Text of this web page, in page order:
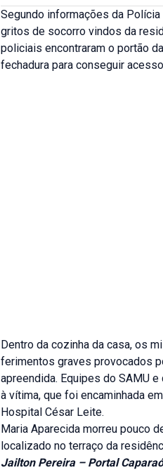
Segundo informações da
gritos de socorro vindos da
policiais encontraram o portão
fechadura para conseguir
Dentro da cozinha da casa, os
ferimentos graves provocados
apreendida. Equipes do SAMU
à vítima, que foi encaminhada
Hospital César Leite.
Maria Aparecida morreu pouco
localizado no terraço da
Jailton Pereira – Portal Caparaó